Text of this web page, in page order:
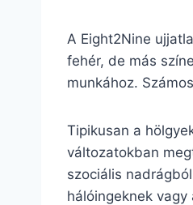
A Eight2Nine
fehér, de más
munkához.
Tipikusan a
változatokban
szociális
hálóingeknek